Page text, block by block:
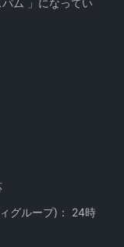
ム 」になってい
グループ)： 24時